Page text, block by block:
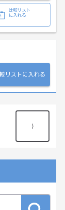
比較リスト
に入れる
リストに入れる
⟩